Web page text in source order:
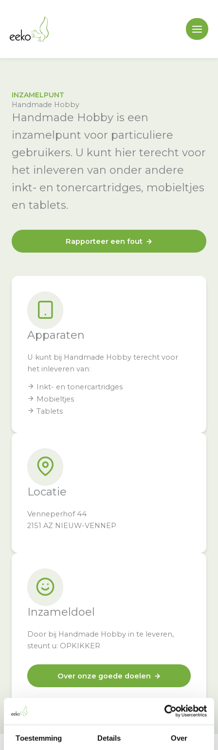
Toestemming Details Over
inhoud
INZAMELPUNT
Handmade Hobby
Handmade Hobby is een
inzamelpunt voor particuliere
gebruikers. U kunt hier terecht voor
het inleveren van onder andere
inkt- en tonercartridges, mobieltjes
en tablets.
Rapporteer een fout
Apparaten
U kunt bij Handmade Hobby terecht voor
het inleveren van:
Inkt- en tonercartridges
Mobieltjes
Tablets
Locatie
Venneperhof 44
2151 AZ NIEUW-VENNEP
Inzameldoel
Door bij Handmade Hobby in te leveren,
steunt u: OPKIKKER
Over onze goede doelen